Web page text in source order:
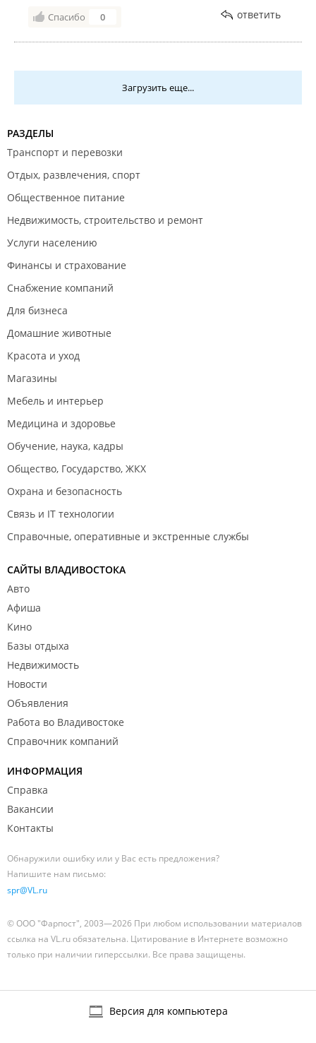
Спасибо 0 ответить
Загрузить еще...
РАЗДЕЛЫ
Транспорт и перевозки
Отдых, развлечения, спорт
Общественное питание
Недвижимость, строительство и ремонт
Услуги населению
Финансы и страхование
Снабжение компаний
Для бизнеса
Домашние животные
Красота и уход
Магазины
Мебель и интерьер
Медицина и здоровье
Обучение, наука, кадры
Общество, Государство, ЖКХ
Охрана и безопасность
Связь и IT технологии
Справочные, оперативные и экстренные службы
САЙТЫ ВЛАДИВОСТОКА
Авто
Афиша
Кино
Базы отдыха
Недвижимость
Новости
Объявления
Работа во Владивостоке
Справочник компаний
ИНФОРМАЦИЯ
Справка
Вакансии
Контакты
Обнаружили ошибку или у Вас есть предложения?
Напишите нам письмо:
spr@VL.ru
© ООО "Фарпост", 2003—2026 При любом использовании материалов
ссылка на VL.ru обязательна. Цитирование в Интернете возможно
только при наличии гиперссылки. Все права защищены.
Версия для компьютера